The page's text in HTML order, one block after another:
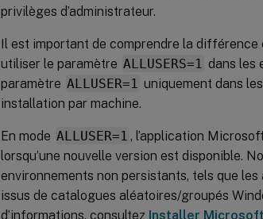
privilèges d’administrateur.
Il est important de comprendre la différence
utiliser le paramètre ALLUSERS=1 dans les
paramètre ALLUSER=1 uniquement dans
installation par machine.
En mode ALLUSER=1 , l’application
lorsqu’une nouvelle version est disponible.
environnements non persistants, tels que
issus de catalogues aléatoires/groupés
d’informations, consultez Installer Microsoft